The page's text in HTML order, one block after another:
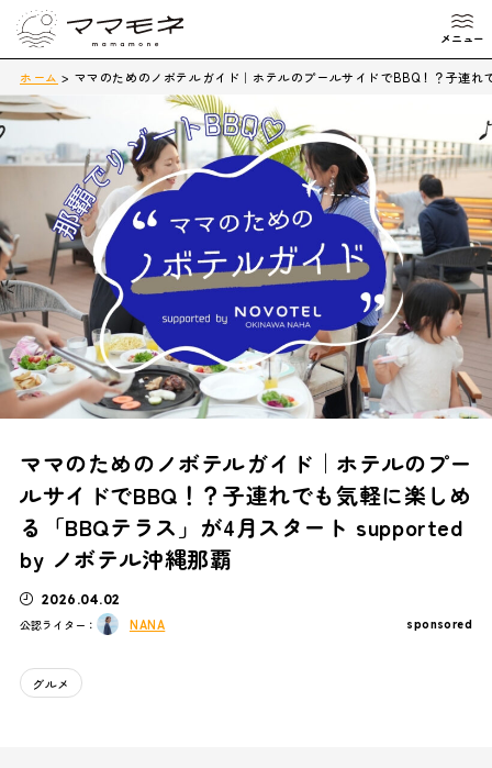
ホーム > ママのためのノボテルガイド｜ホテルのプールサイドでBBQ！？子連
ママのためのノボテルガイド｜ホテルのプー
ルサイドでBBQ！？子連れでも気軽に楽しめ
る「BBQテラス」が4月スタート supported
by ノボテル沖縄那覇
2026.04.02
公認ライター：
NANA sponsored
グルメ